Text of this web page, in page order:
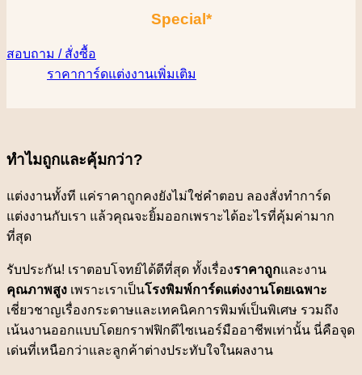
Special*
สอบถาม / สั่งซื้อ
ราคาการ์ดแต่งงานเพิ่มเติม
ทำไมถูกและคุ้มกว่า?
แต่งงานทั้งที แค่ราคาถูกคงยังไม่ใช่คำตอบ ลองสั่งทำการ์ด
แต่งงานกับเรา แล้วคุณจะยิ้มออกเพราะได้อะไรที่คุ้มค่ามาก
ที่สุด
รับประกัน! เราตอบโจทย์ได้ดีที่สุด ทั้งเรื่องราคาถูกและงาน
คุณภาพสูง เพราะเราเป็นโรงพิมพ์การ์ดแต่งงานโดยเฉพาะ
เชี่ยวชาญเรื่องกระดาษและเทคนิคการพิมพ์เป็นพิเศษ รวมถึง
เน้นงานออกแบบโดยกราฟฟิกดีไซเนอร์มืออาชีพเท่านั้น นี่คือจุด
เด่นที่เหนือกว่าและลูกค้าต่างประทับใจในผลงาน